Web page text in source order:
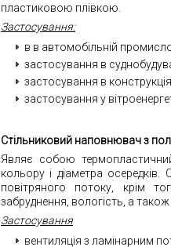
пластиковою плівкою
Застосування:
в в автомобільній
застосування в
застосування в
застосування у
Стільниковий наповнювач з
Являє собою
кольору і діаметра осередків.
повітряного потоку, крім
забруднення, вологість, а
Застосування
вентиляція з ламінарним